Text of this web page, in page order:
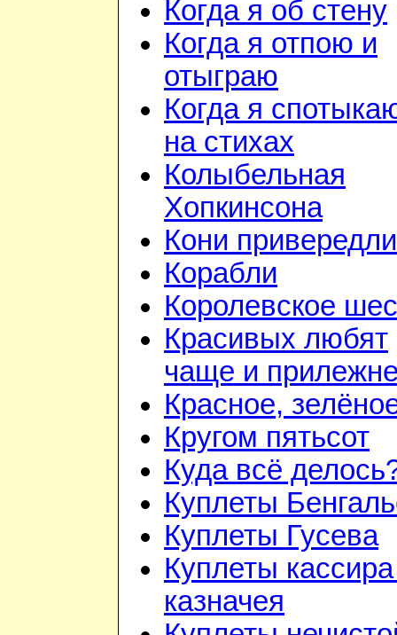
Когда я об стену
Когда я отпою и
отыграю
Когда я
на стихах
Колыбельная
Хопкинсона
Кони
Корабли
Королевское
Красивых любят
чаще и
Красное,
Кругом пятьсот
Куда всё
Куплеты
Куплеты Гусева
Куплеты
казначея